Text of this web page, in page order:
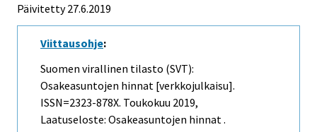
Päivitetty 27.6.2019
Viittausohje:
Suomen virallinen tilasto (SVT):
Osakeasuntojen hinnat [verkkojulkaisu].
ISSN=2323-878X. Toukokuu 2019,
Laatuseloste: Osakeasuntojen hinnat .